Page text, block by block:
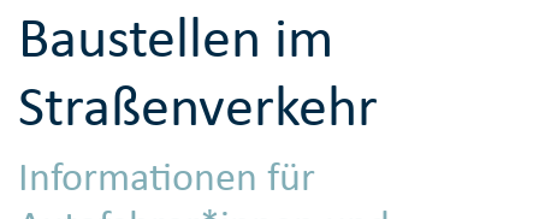
Baustellen im
Straßenverkehr
Informationen für